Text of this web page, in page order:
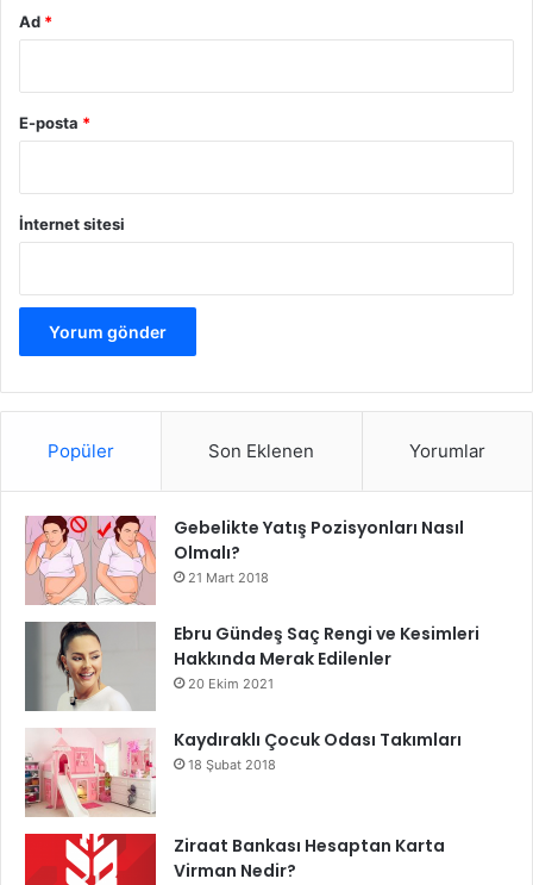
Ad *
E-posta *
İnternet sitesi
Popüler Son Eklenen Yorumlar
Gebelikte Yatış Pozisyonları Nasıl
Olmalı?
21 Mart 2018
Ebru Gündeş Saç Rengi ve Kesimleri
Hakkında Merak Edilenler
20 Ekim 2021
Kaydıraklı Çocuk Odası Takımları
18 Şubat 2018
Ziraat Bankası Hesaptan Karta
Virman Nedir?